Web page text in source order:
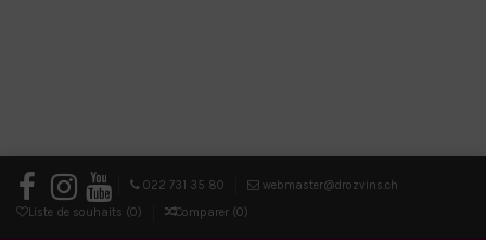
022 731 35 80
webmaster@drozvins.ch
Liste de souhaits (0) Comparer (0)